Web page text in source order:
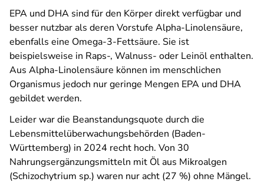
EPA und DHA sind für den Körper direkt verfügbar und
besser nutzbar als deren Vorstufe Alpha-Linolensäure,
ebenfalls eine Omega-3-Fettsäure. Sie ist
beispielsweise in Raps-, Walnuss- oder Leinöl enthalten.
Aus Alpha-Linolensäure können im menschlichen
Organismus jedoch nur geringe Mengen EPA und DHA
gebildet werden.
Leider war die Beanstandungsquote durch die
Lebensmittelüberwachungsbehörden (Baden-
Württemberg) in 2024 recht hoch. Von 30
Nahrungsergänzungsmitteln mit Öl aus Mikroalgen
(Schizochytrium sp.) waren nur acht (27 %) ohne Mängel.